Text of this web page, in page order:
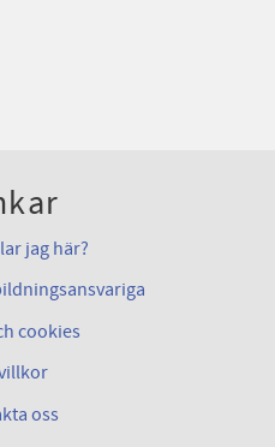
jag här?
cookies
oss